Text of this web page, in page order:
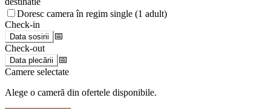
Doresc camera în regim single (1 adult)
Check-in
Data sosirii
📅
Check-out
Data plecării
📅
Camere selectate
Alege o cameră din ofertele disponibile.